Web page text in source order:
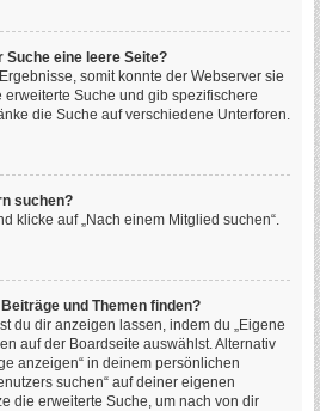
Suche eine leere Seite?
somit konnte der Webserver sie
Suche und gib spezifischere
die Suche auf verschiedene Unterforen.
suchen?
klicke auf „Nach einem Mitglied suchen“.
und Themen finden?
du dir anzeigen lassen, indem du „Eigene
auf der Boardseite auswählst. Alternativ
anzeigen“ in deinem persönlichen
suchen“ auf deiner eigenen
die erweiterte Suche, um nach von dir